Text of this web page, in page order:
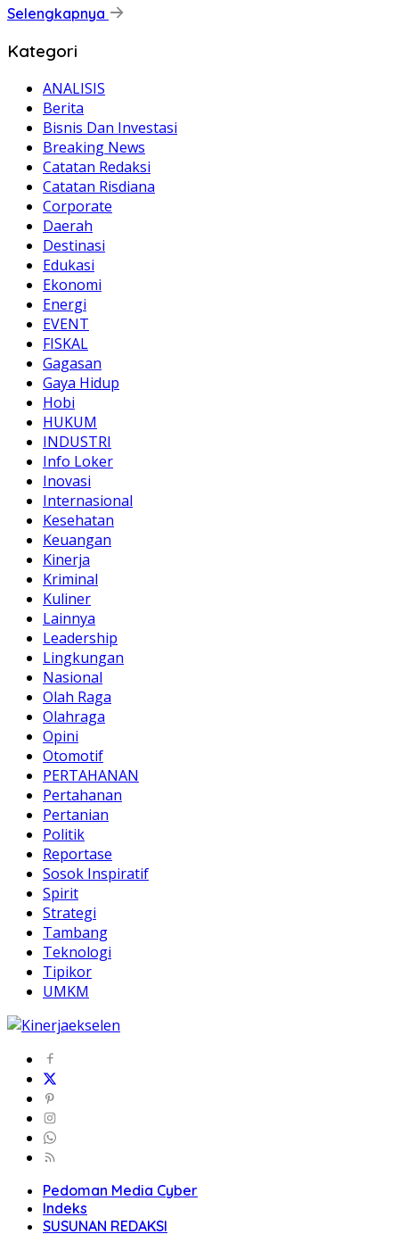
Selengkapnya
Kategori
ANALISIS
Berita
Bisnis Dan Investasi
Breaking News
Catatan Redaksi
Catatan Risdiana
Corporate
Daerah
Destinasi
Edukasi
Ekonomi
Energi
EVENT
FISKAL
Gagasan
Gaya Hidup
Hobi
HUKUM
INDUSTRI
Info Loker
Inovasi
Internasional
Kesehatan
Keuangan
Kinerja
Kriminal
Kuliner
Lainnya
Leadership
Lingkungan
Nasional
Olah Raga
Olahraga
Opini
Otomotif
PERTAHANAN
Pertahanan
Pertanian
Politik
Reportase
Sosok Inspiratif
Spirit
Strategi
Tambang
Teknologi
Tipikor
UMKM
Pedoman Media Cyber
Indeks
SUSUNAN REDAKSI